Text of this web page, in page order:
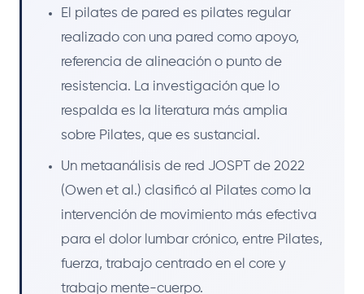
El pilates de pared es pilates regular
realizado con una pared como apoyo,
referencia de alineación o punto de
resistencia. La investigación que lo
respalda es la literatura más amplia
sobre Pilates, que es sustancial.
Un metaanálisis de red JOSPT de 2022
(Owen et al.) clasificó al Pilates como la
intervención de movimiento más efectiva
para el dolor lumbar crónico, entre Pilates,
fuerza, trabajo centrado en el core y
trabajo mente-cuerpo.